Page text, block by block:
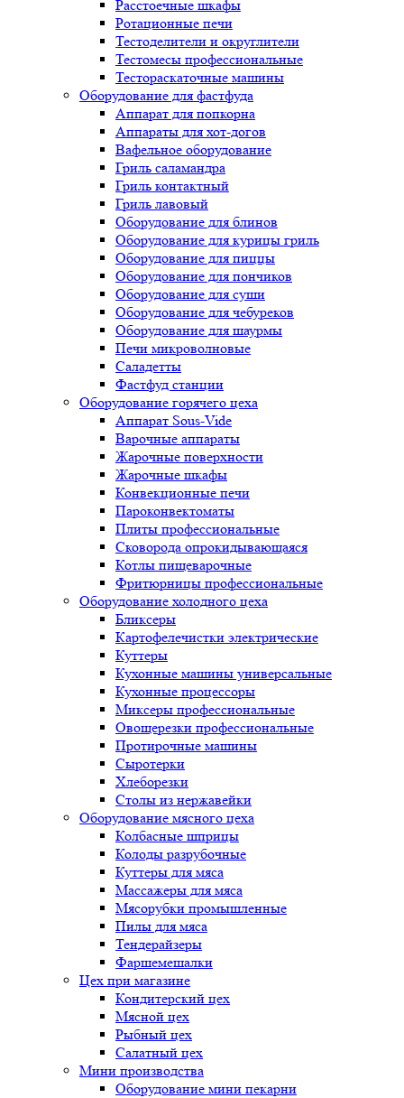
Расстоечные шкафы
Ротационные печи
Тестоделители и округлители
Тестомесы профессиональные
Тестораскаточные машины
Оборудование для фастфуда
Аппарат для попкорна
Аппараты для хот-догов
Вафельное оборудование
Гриль саламандра
Гриль контактный
Гриль лавовый
Оборудование для блинов
Оборудование для курицы гриль
Оборудование для пиццы
Оборудование для пончиков
Оборудование для суши
Оборудование для чебуреков
Оборудование для шаурмы
Печи микроволновые
Саладетты
Фастфуд станции
Оборудование горячего цеха
Аппарат Sous-Vide
Варочные аппараты
Жарочные поверхности
Жарочные шкафы
Конвекционные печи
Пароконвектоматы
Плиты профессиональные
Сковорода опрокидывающаяся
Котлы пищеварочные
Фритюрницы профессиональные
Оборудование холодного цеха
Бликсеры
Картофелечистки электрические
Куттеры
Кухонные машины универсальные
Кухонные процессоры
Миксеры профессиональные
Овощерезки профессиональные
Протирочные машины
Сыротерки
Хлеборезки
Столы из нержавейки
Оборудование мясного цеха
Колбасные шприцы
Колоды разрубочные
Куттеры для мяса
Массажеры для мяса
Мясорубки промышленные
Пилы для мяса
Тендерайзеры
Фаршемешалки
Цех при магазине
Кондитерский цех
Мясной цех
Рыбный цех
Салатный цех
Мини производства
Оборудование мини пекарни